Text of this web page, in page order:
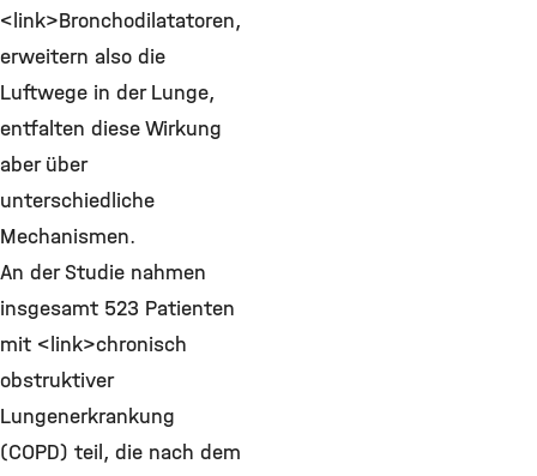
<link>Bronchodilatatoren,
erweitern also die
Luftwege in der Lunge,
entfalten diese Wirkung
aber über
unterschiedliche
Mechanismen.
An der Studie nahmen
insgesamt 523 Patienten
mit <link>chronisch
obstruktiver
Lungenerkrankung
(COPD) teil, die nach dem